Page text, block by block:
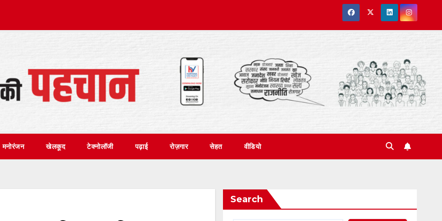
मनोरंजन खेलकूद टेक्नोलॉजी पढ़ाई रोज़गार सेहत वीडियो
Search